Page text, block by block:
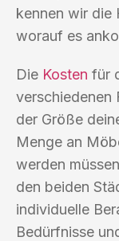
kennen wir die
worauf es
Die Kosten für
verschiedenen
der Größe
Menge an
werden
den beiden
individuelle
Bedürfnisse